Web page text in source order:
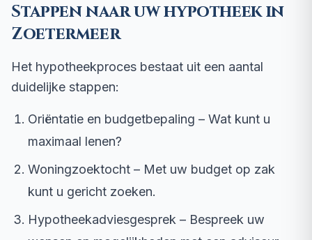
Stappen naar uw hypotheek in
Zoetermeer
Het hypotheekproces bestaat uit een aantal
duidelijke stappen:
Oriëntatie en budgetbepaling – Wat kunt u
maximaal lenen?
Woningzoektocht – Met uw budget op zak
kunt u gericht zoeken.
Hypotheekadviesgesprek – Bespreek uw